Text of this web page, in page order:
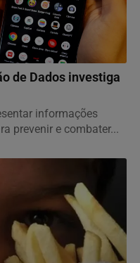
de Dados investiga
informações
prevenir e combater...